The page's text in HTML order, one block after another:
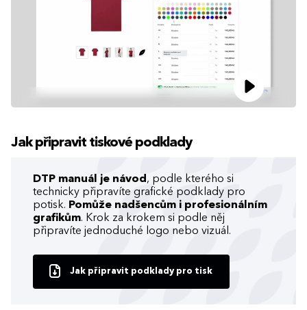
Jak připravit tiskové podklady
DTP manuál je návod , podle kterého si
technicky připravíte grafické podklady pro
potisk. Pomůže nadšencům i profesionálním
grafikům. Krok za krokem si podle něj
připravíte jednoduché logo nebo vizuál.
Jak připravit podklady pro tisk